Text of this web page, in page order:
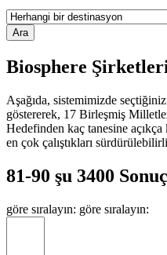
Biosphere
Aşağıda, sistemimizde
göstererek, 17 Birleşmiş
Hedefinden kaç tanesine
en çok çalıştıkları
81-90 şu 3400
göre sıralayın: göre sıralayın: